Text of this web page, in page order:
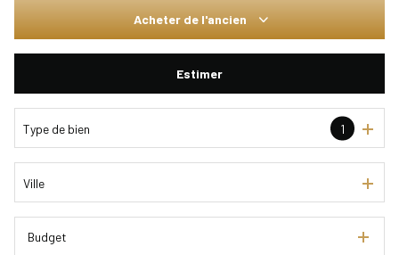
Acheter de l'ancien
Estimer
Type de bien 1
Ville
Budget